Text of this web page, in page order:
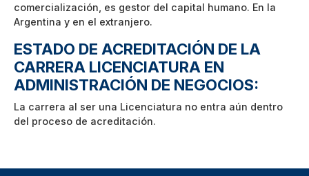
comercialización, es gestor del capital humano. En la
Argentina y en el extranjero.
ESTADO DE ACREDITACIÓN DE LA
CARRERA LICENCIATURA EN
ADMINISTRACIÓN DE NEGOCIOS:
La carrera al ser una Licenciatura no entra aún dentro
del proceso de acreditación.